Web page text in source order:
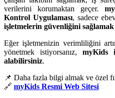
verilerini korumaktan geçer.
Kontrol Uygulaması, sadece
işletmelerin güvenliğini
Eğer işletmenizin verimliliğini
yönetmek istiyorsanız, myKids
alabilirsiniz.
📌 Daha fazla bilgi almak ve özel
🔗 myKids Resmi Web Sitesi